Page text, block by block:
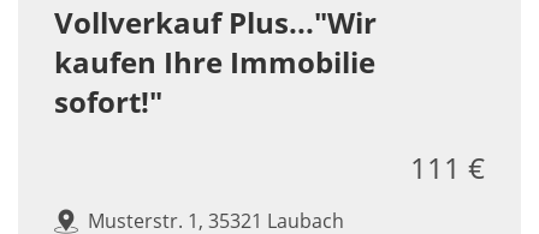
Vollverkauf Plus..."Wir
kaufen Ihre Immobilie
sofort!"
Musterstr. 1, 35321 Laubach
111 €